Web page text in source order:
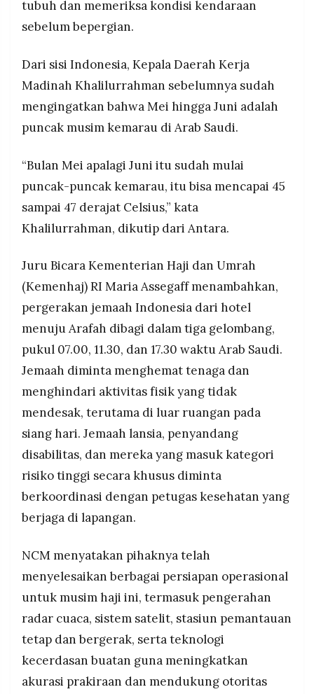
tubuh dan memeriksa kondisi kendaraan
sebelum bepergian.
Dari sisi Indonesia, Kepala Daerah Kerja
Madinah Khalilurrahman sebelumnya sudah
mengingatkan bahwa Mei hingga Juni adalah
puncak musim kemarau di Arab Saudi.
“Bulan Mei apalagi Juni itu sudah mulai
puncak-puncak kemarau, itu bisa mencapai 45
sampai 47 derajat Celsius,” kata
Khalilurrahman, dikutip dari Antara.
Juru Bicara Kementerian Haji dan Umrah
(Kemenhaj) RI Maria Assegaff menambahkan,
pergerakan jemaah Indonesia dari hotel
menuju Arafah dibagi dalam tiga gelombang,
pukul 07.00, 11.30, dan 17.30 waktu Arab Saudi.
Jemaah diminta menghemat tenaga dan
menghindari aktivitas fisik yang tidak
mendesak, terutama di luar ruangan pada
siang hari. Jemaah lansia, penyandang
disabilitas, dan mereka yang masuk kategori
risiko tinggi secara khusus diminta
berkoordinasi dengan petugas kesehatan yang
berjaga di lapangan.
NCM menyatakan pihaknya telah
menyelesaikan berbagai persiapan operasional
untuk musim haji ini, termasuk pengerahan
radar cuaca, sistem satelit, stasiun pemantauan
tetap dan bergerak, serta teknologi
kecerdasan buatan guna meningkatkan
akurasi prakiraan dan mendukung otoritas